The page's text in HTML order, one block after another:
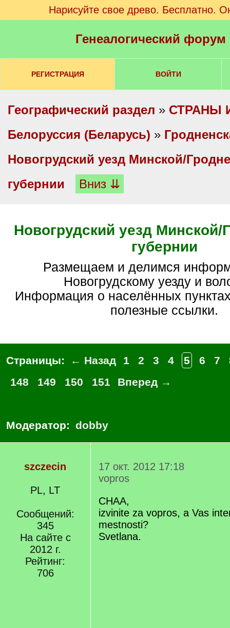
Нарисуйте свое древо. Бесплатно.
Генеалогический
РЕГИСТРАЦИЯ ВОЙТИ
Географический раздел » СТРАНЫ
Белоруссия (Беларусь) »
Новогрудский уезд Минской/
губернии
Вниз ⇊
Новогрудский уезд Минской/
губернии
Размещаем и делимся информацией по
Новогрудскому уезду и
Информация о населённых
полезные ссылки.
Страницы: ← Назад 1 2 3 4 5 6 7
148
149 150 151 Вперед →
Модератор: dobby
szczecin
PL, LT
Сообщений:
345
На сайте с
2012 г.
Рейтинг:
706
17 окт. 2012 17:18
vopros
CHAA,
izvinite za vopros, a Vas
mestnosti?
Svetlana.